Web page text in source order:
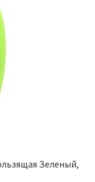
Зеленый,